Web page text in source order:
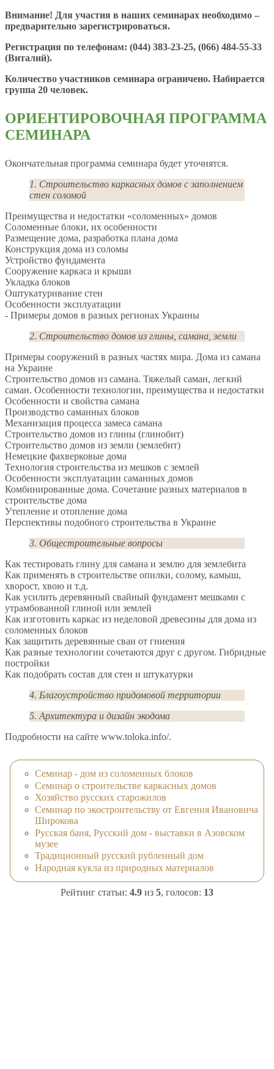
Внимание! Для участия в наших семинарах необходимо –
предварительно зарегистрироваться.
Регистрация по телефонам: (044) 383-23-25, (066) 484-55-33
(Виталий).
Количество участников семинара ограничено. Набирается
группа 20 человек.
ОРИЕНТИРОВОЧНАЯ ПРОГРАММА
СЕМИНАРА
Окончательная программа семинара будет уточнятся.
1. Строительство каркасных домов с заполнением
стен соломой
Преимущества и недостатки «соломенных» домов
Соломенные блоки, их особенности
Размещение дома, разработка плана дома
Конструкция дома из соломы
Устройство фундамента
Сооружение каркаса и крыши
Укладка блоков
Оштукатуривание стен
Особенности эксплуатации
- Примеры домов в разных регионах Украины
2. Строительство домов из глины, самана, земли
Примеры сооружений в разных частях мира. Дома из самана
на Украине
Строительство домов из самана. Тяжелый саман, легкий
саман. Особенности технологии, преимущества и недостатки
Особенности и свойства самана
Производство саманных блоков
Механизация процесса замеса самана
Строительство домов из глины (глинобит)
Строительство домов из земли (землебит)
Немецкие фахверковые дома
Технология строительства из мешков с землей
Особенности эксплуатации саманных домов
Комбинированные дома. Сочетание разных материалов в
строительстве дома
Утепление и отопление дома
Перспективы подобного строительства в Украине
3. Общестроительные вопросы
Как тестировать глину для самана и землю для землебита
Как применять в строительстве опилки, солому, камыш,
хворост, хвою и т.д.
Как усилить деревянный свайный фундамент мешками с
утрамбованной глиной или землей
Как изготовить каркас из неделовой древесины для дома из
соломенных блоков
Как защитить деревянные сваи от гниения
Как разные технологии сочетаются друг с другом. Гибридные
постройки
Как подобрать состав для стен и штукатурки
4. Благоустройство придомовой территории
5. Архитектура и дизайн экодома
Подробности на сайте www.toloka.info/.
Семинар - дом из соломенных блоков
Семинар о строительстве каркасных домов
Хозяйство русских старожилов
Семинар по экостроительству от Евгения Ивановича
Широкова
Русская баня, Русский дом - выставки в Азовском
музее
Традиционный русский рубленный дом
Народная кукла из природных материалов
Рейтинг статьи: 4.9 из 5, голосов: 13